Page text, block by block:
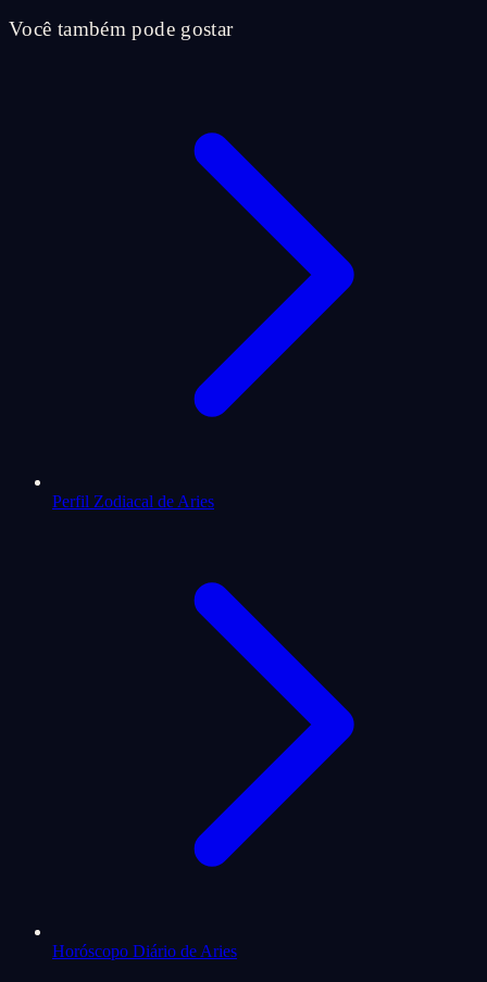
Você também pode gostar
Perfil Zodiacal de Aries
Horóscopo Diário de Aries